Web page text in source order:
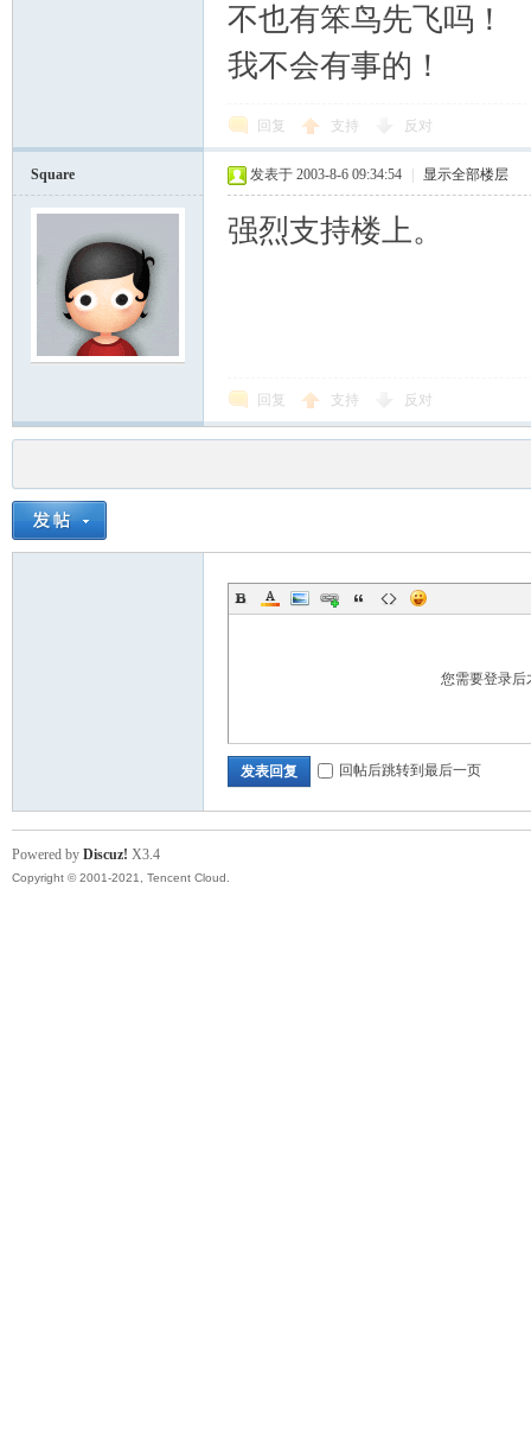
不也有笨鸟先飞吗！
我不会有事的！
回复 支持 反对
Square 发表于 2003-8-6 09:34:54 显示全部楼层
强烈支持楼上。
回复 支持 反对
您需要登录
发表回复 回帖后跳转到最后一页
Powered by Discuz! X3.4
Copyright © 2001-2021, Tencent Cloud.